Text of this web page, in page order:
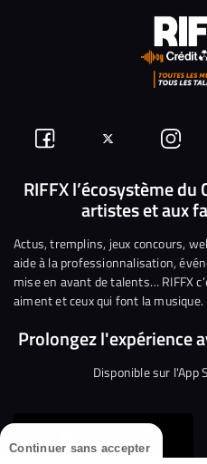
Continuer sans accepter
Suivez-
nous
Facebook
Suivez-
nous
sur
Twitter
Nous
sur
RIFFX l’écosystème
artistes et aux
Actus, tremplins, jeux concours,
aide à la professionnalisation,
mise en avant de talents… RIFFX
aiment et ceux qui font la
Prolongez l'expérience
Disponible sur l'App